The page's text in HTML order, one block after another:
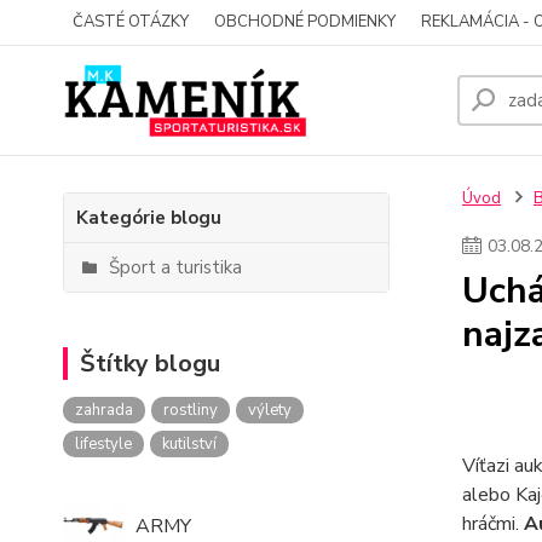
ČASTÉ OTÁZKY OBCHODNÉ PODMIENKY REKLAMÁCIA -
Kategórie blogu
Šport a turistika
Štítky blogu
zahrada rostliny
výlety
lifestyle
kutilství
ARMY
Úvod
03.08.
Víťazi
alebo
hráčmi.